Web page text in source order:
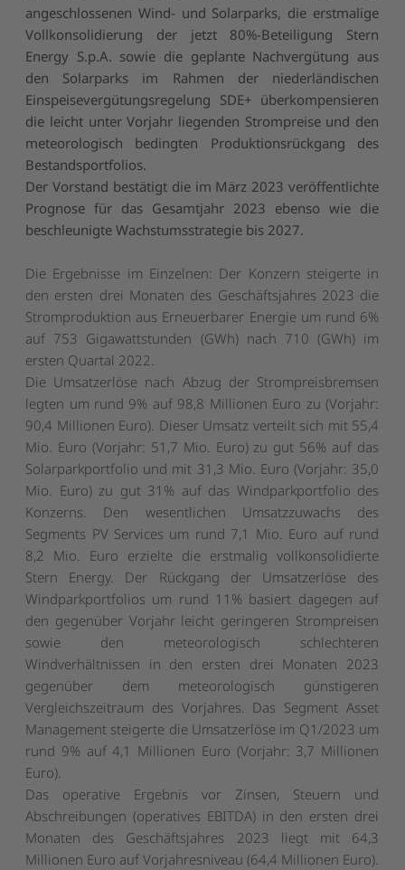
angeschlossenen Wind- und Solarparks, die erstmalige
Vollkonsolidierung der jetzt 80%-Beteiligung Stern
Energy S.p.A. sowie die geplante Nachvergütung aus
den Solarparks im Rahmen der niederländischen
Einspeisevergütungsregelung SDE+ überkompensieren
die leicht unter Vorjahr liegenden Strompreise und den
meteorologisch bedingten Produktionsrückgang des
Bestandsportfolios.
Der Vorstand bestätigt die im März 2023 veröffentlichte
Prognose für das Gesamtjahr 2023 ebenso wie die
beschleunigte Wachstumsstrategie bis 2027.
Die Ergebnisse im Einzelnen: Der Konzern steigerte in
den ersten drei Monaten des Geschäftsjahres 2023 die
Stromproduktion aus Erneuerbarer Energie um rund 6%
auf 753 Gigawattstunden (GWh) nach 710 (GWh) im
ersten Quartal 2022.
Die Umsatzerlöse nach Abzug der Strompreisbremsen
legten um rund 9% auf 98,8 Millionen Euro zu (Vorjahr:
90,4 Millionen Euro). Dieser Umsatz verteilt sich mit 55,4
Mio. Euro (Vorjahr: 51,7 Mio. Euro) zu gut 56% auf das
Solarparkportfolio und mit 31,3 Mio. Euro (Vorjahr: 35,0
Mio. Euro) zu gut 31% auf das Windparkportfolio des
Konzerns. Den wesentlichen Umsatzzuwachs des
Segments PV Services um rund 7,1 Mio. Euro auf rund
8,2 Mio. Euro erzielte die erstmalig vollkonsolidierte
Stern Energy. Der Rückgang der Umsatzerlöse des
Windparkportfolios um rund 11% basiert dagegen auf
den gegenüber Vorjahr leicht geringeren Strompreisen
sowie den meteorologisch schlechteren
Windverhältnissen in den ersten drei Monaten 2023
gegenüber dem meteorologisch günstigeren
Vergleichszeitraum des Vorjahres. Das Segment Asset
Management steigerte die Umsatzerlöse im Q1/2023 um
rund 9% auf 4,1 Millionen Euro (Vorjahr: 3,7 Millionen
Euro).
Das operative Ergebnis vor Zinsen, Steuern und
Abschreibungen (operatives EBITDA) in den ersten drei
Monaten des Geschäftsjahres 2023 liegt mit 64,3
Millionen Euro auf Vorjahresniveau (64,4 Millionen Euro).